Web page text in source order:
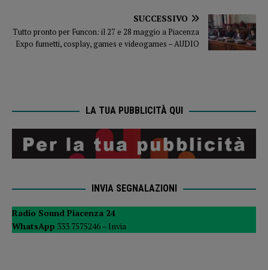
SUCCESSIVO
Tutto pronto per Funcon: il 27 e 28 maggio a Piacenza
Expo fumetti, cosplay, games e videogames – AUDIO
LA TUA PUBBLICITÀ QUI
INVIA SEGNALAZIONI
Radio Sound Piacenza 24
WhatsApp 333 7575246 – Invia